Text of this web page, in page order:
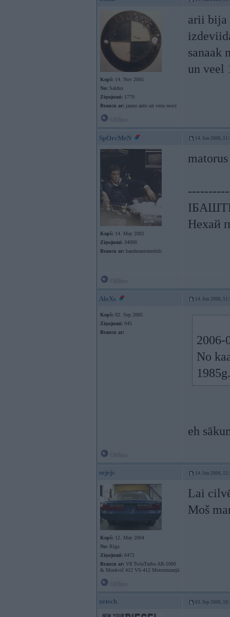
Kopš: 14. Nov 2005
No: Saldus
Ziņojumi: 1770
Braucu ar: jaunu auto un vecu moci
arii bija
sanaak
un veel
SpOrcMeN 14. Jun 2006,
Kopš: 14. May 2002
Ziņojumi: 34090
Braucu ar: banderautomobili
Нехай
AleXs 14. Jun 2006,
Kopš: 02. Sep 2005
Ziņojumi: 945
Braucu ar:
2006-
No
eh
sejejs 14. Jun 2006,
Kopš: 12. May 2004
No: Rīga
Ziņojumi: 6472
Braucu ar: V8 TwinTurbo AR-5900
& Moskvič 412 VS-412 Motormuzejā
Lai
Moš
zetech 03. Sep 2006,